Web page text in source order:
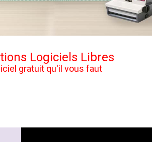
Logiciels Libres
gratuit qu'il vous faut